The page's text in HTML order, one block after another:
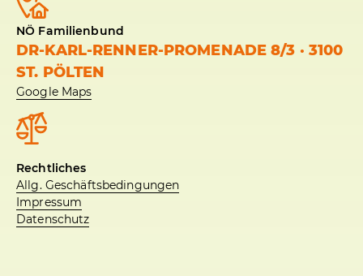
NÖ Familienbund
DR-KARL-RENNER-PROMENADE 8/3 · 3100
ST. PÖLTEN
Google Maps
Rechtliches
Allg. Geschäftsbedingungen
Impressum
Datenschutz